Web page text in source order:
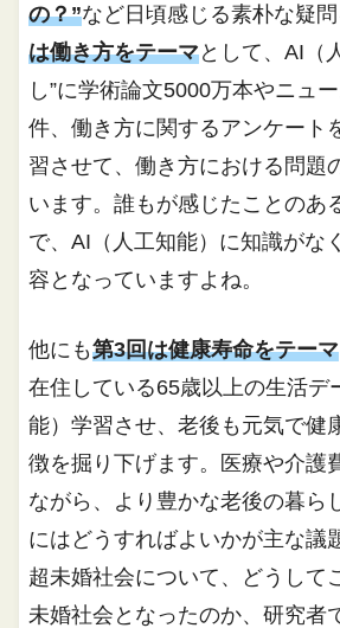
の？”など日頃感じる素朴な疑
は働き方をテーマとして、AI（
し”に学術論文5000万本やニュ
件、働き方に関するアンケート
習させて、働き方における問題
います。誰もが感じたことのあ
で、AI（人工知能）に知識がな
容となっていますよね。
他にも第3回は健康寿命をテーマ
在住している65歳以上の生活デ
能）学習させ、老後も元気で健
徴を掘り下げます。医療や介護
ながら、より豊かな老後の暮ら
にはどうすればよいかが主な議
超未婚社会について、どうして
未婚社会となったのか、研究者